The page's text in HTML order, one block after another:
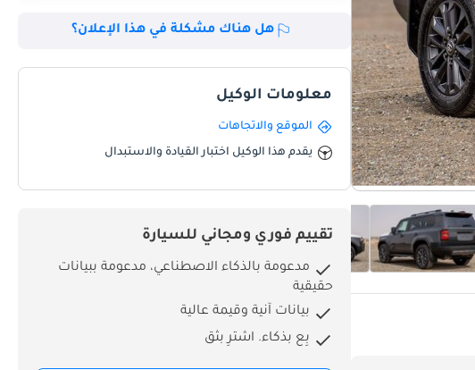
هل هناك مشكلة في هذا الإعلان؟
معلومات الوكيل
الموقع والاتجاهات
يقدم هذا الوكيل اختبار القيادة والاستبدال
تقييم فوري ومجاني للسيارة
مدعومة بالذكاء الاصطناعي، مدعومة ببيانات
حقيقية
بيانات آنية وقيمة عالية
بِع بذكاء. اشترِ بثق